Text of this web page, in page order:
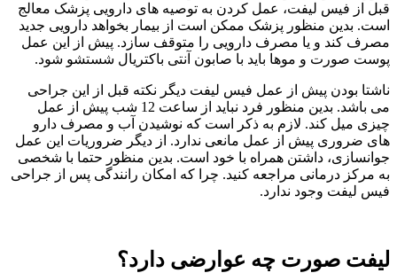
قبل از فیس لیفت، عمل کردن به توصیه های دارویی پزشک معالج
است. بدین منظور پزشک ممکن است از بیمار بخواهد دارویی جدید
مصرف کند و یا مصرف دارویی را متوقف سازد. پیش از این عمل
پوست صورت و موها باید با صابون آنتی باکتریال شستشو شود.
ناشتا بودن پیش از عمل فیس لیفت دیگر نکته قبل از این جراحی
می باشد. بدین منظور فرد نباید از ساعت 12 شب پیش از عمل
چیزی میل کند. لازم به ذکر است که نوشیدن آب و مصرف دارو
های ضروری پیش از عمل مانعی ندارد. از دیگر ضروریات این عمل
جوانسازی، داشتن همراه با خود است. بدین منظور حتما با شخصی
به مرکز درمانی مراجعه کنید. چرا که امکان رانندگی پس از جراحی
فیس لیفت وجود ندارد.
لیفت صورت چه عوارضی دارد؟